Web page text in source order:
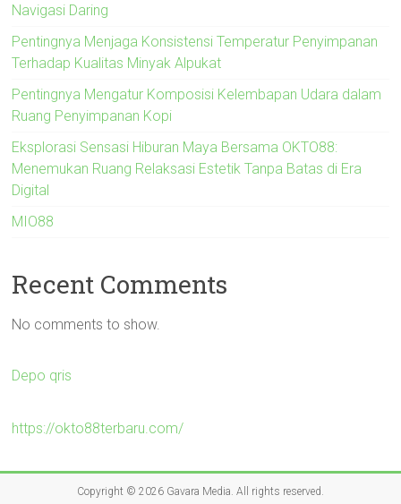
Navigasi Daring
Pentingnya Menjaga Konsistensi Temperatur Penyimpanan
Terhadap Kualitas Minyak Alpukat
Pentingnya Mengatur Komposisi Kelembapan Udara dalam
Ruang Penyimpanan Kopi
Eksplorasi Sensasi Hiburan Maya Bersama OKTO88:
Menemukan Ruang Relaksasi Estetik Tanpa Batas di Era
Digital
MIO88
Recent Comments
No comments to show.
Depo qris
https://okto88terbaru.com/
Copyright © 2026 Gavara Media . All rights reserved.